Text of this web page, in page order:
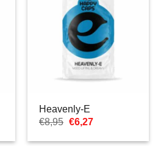
Heavenly-E
€8,95 Il
originale
€6,27Il
attuale